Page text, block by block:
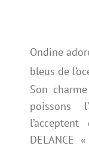
Ondine
bleus de
Son
poissons
DELANCE